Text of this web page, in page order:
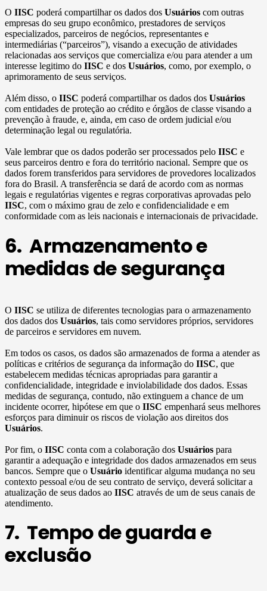
O IISC poderá compartilhar os dados dos Usuários com outras
empresas do seu grupo econômico, prestadores de serviços
especializados, parceiros de negócios, representantes e
intermediárias (“parceiros”), visando a execução de atividades
relacionadas aos serviços que comercializa e/ou para atender a um
interesse legitimo do IISC e dos Usuários, como, por exemplo, o
aprimoramento de seus serviços.
Além disso, o IISC poderá compartilhar os dados dos Usuários
com entidades de proteção ao crédito e órgãos de classe visando a
prevenção à fraude, e, ainda, em caso de ordem judicial e/ou
determinação legal ou regulatória.
Vale lembrar que os dados poderão ser processados pelo IISC e
seus parceiros dentro e fora do território nacional. Sempre que os
dados forem transferidos para servidores de provedores localizados
fora do Brasil. A transferência se dará de acordo com as normas
legais e regulatórias vigentes e regras corporativas aprovadas pelo
IISC, com o máximo grau de zelo e confidencialidade e em
conformidade com as leis nacionais e internacionais de privacidade.
6. Armazenamento e
medidas de segurança
O IISC se utiliza de diferentes tecnologias para o armazenamento
dos dados dos Usuários, tais como servidores próprios, servidores
de parceiros e servidores em nuvem.
Em todos os casos, os dados são armazenados de forma a atender as
políticas e critérios de segurança da informação do IISC, que
estabelecem medidas técnicas apropriadas para garantir a
confidencialidade, integridade e inviolabilidade dos dados. Essas
medidas de segurança, contudo, não extinguem a chance de um
incidente ocorrer, hipótese em que o IISC empenhará seus melhores
esforços para diminuir os riscos de violação aos direitos dos
Usuários.
Por fim, o IISC conta com a colaboração dos Usuários para
garantir a adequação e integridade dos dados armazenados em seus
bancos. Sempre que o Usuário identificar alguma mudança no seu
contexto pessoal e/ou de seu contrato de serviço, deverá solicitar a
atualização de seus dados ao IISC através de um de seus canais de
atendimento.
7. Tempo de guarda e
exclusão